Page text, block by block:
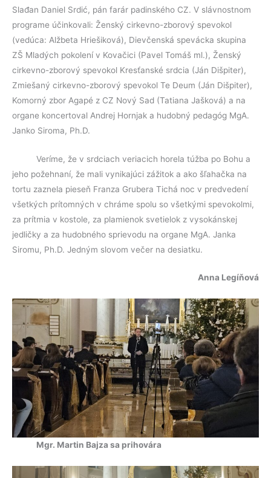
Slađan Daniel Srdić, pán farár padinského CZ. V slávnostnom
programe účinkovali: Ženský cirkevno-zborový spevokol
(vedúca: Alžbeta Hriešiková), Dievčenská spevácka skupina
ZŠ Mladých pokolení v Kovačici (Pavel Tomáš ml.), Ženský
cirkevno-zborový spevokol Kresťanské srdcia (Ján Dišpiter),
Zmiešaný cirkevno-zborový spevokol Te Deum (Ján Dišpiter),
Komorný zbor Agapé z CZ Nový Sad (Tatiana Jašková) a na
organe koncertoval Andrej Hornjak a hudobný pedagóg MgA.
Janko Siroma, Ph.D.
Veríme, že v srdciach veriacich horela túžba po Bohu a
jeho požehnaní, že mali vynikajúci zážitok a ako šľahačka na
tortu zaznela pieseň Franza Grubera Tichá noc v predvedení
všetkých prítomných v chráme spolu so všetkými spevokolmi,
za prítmia v kostole, za plamienok svetielok z vysokánskej
jedličky a za hudobného sprievodu na organe MgA. Janka
Siromu, Ph.D. Jedným slovom večer na desiatku.
Anna Legíňová
Mgr. Martin Bajza sa prihovára